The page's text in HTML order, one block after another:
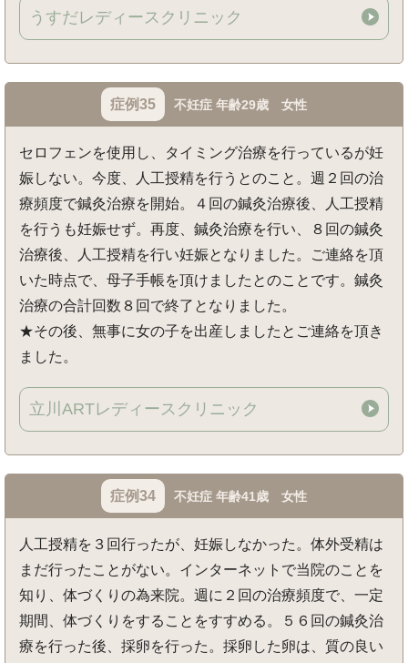
うすだレディースクリニック
症例35 不妊症 年齢29歳 女性
セロフェンを使用し、タイミング治療を行っているが妊
娠しない。今度、人工授精を行うとのこと。週２回の治
療頻度で鍼灸治療を開始。４回の鍼灸治療後、人工授精
を行うも妊娠せず。再度、鍼灸治療を行い、８回の鍼灸
治療後、人工授精を行い妊娠となりました。ご連絡を頂
いた時点で、母子手帳を頂けましたとのことです。鍼灸
治療の合計回数８回で終了となりました。
★その後、無事に女の子を出産しましたとご連絡を頂き
ました。
立川ARTレディースクリニック
症例34 不妊症 年齢41歳 女性
人工授精を３回行ったが、妊娠しなかった。体外受精は
まだ行ったことがない。インターネットで当院のことを
知り、体づくりの為来院。週に２回の治療頻度で、一定
期間、体づくりをすることをすすめる。５６回の鍼灸治
療を行った後、採卵を行った。採卵した卵は、質の良い